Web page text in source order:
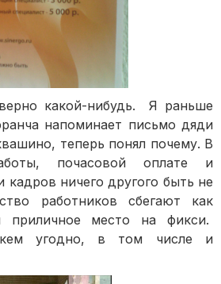
какой-нибудь. Я раньше
напоминает письмо дяди
теперь понял почему. В
почасовой оплате и
кадров ничего другого быть не
работников сбегают как
приличное место на фикси.
угодно, в том числе и